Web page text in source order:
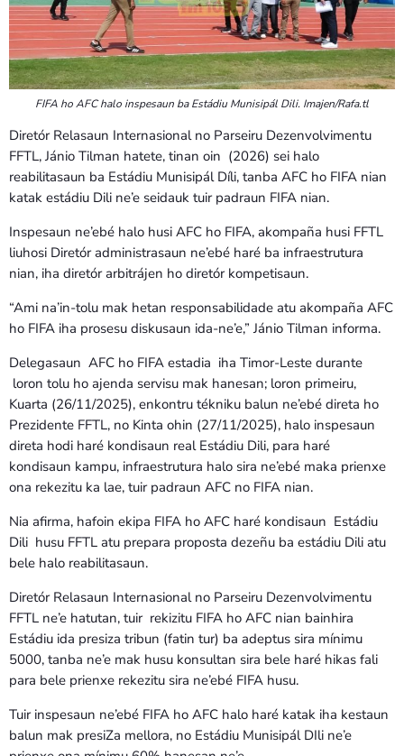
FIFA ho AFC halo inspesaun ba Estádiu Munisipál Dili. Imajen/Rafa.tl
Diretór Relasaun Internasional no Parseiru Dezenvolvimentu
FFTL, Jánio Tilman hatete, tinan oin (2026) sei halo
reabilitasaun ba Estádiu Munisipál Díli, tanba AFC ho FIFA nian
katak estádiu Dili ne’e seidauk tuir padraun FIFA nian.
Inspesaun ne’ebé halo husi AFC ho FIFA, akompaña husi FFTL
liuhosi Diretór administrasaun ne’ebé haré ba infraestrutura
nian, iha diretór arbitrájen ho diretór kompetisaun.
“Ami na’in-tolu mak hetan responsabilidade atu akompaña AFC
ho FIFA iha prosesu diskusaun ida-ne’e,” Jánio Tilman informa.
Delegasaun AFC ho FIFA estadia iha Timor-Leste durante
loron tolu ho ajenda servisu mak hanesan; loron primeiru,
Kuarta (26/11/2025), enkontru tékniku balun ne’ebé direta ho
Prezidente FFTL, no Kinta ohin (27/11/2025), halo inspesaun
direta hodi haré kondisaun real Estádiu Dili, para haré
kondisaun kampu, infraestrutura halo sira ne’ebé maka prienxe
ona rekezitu ka lae, tuir padraun AFC no FIFA nian.
Nia afirma, hafoin ekipa FIFA ho AFC haré kondisaun Estádiu
Dili husu FFTL atu prepara proposta dezeñu ba estádiu Dili atu
bele halo reabilitasaun.
Diretór Relasaun Internasional no Parseiru Dezenvolvimentu
FFTL ne’e hatutan, tuir rekizitu FIFA ho AFC nian bainhira
Estádiu ida presiza tribun (fatin tur) ba adeptus sira mínimu
5000, tanba ne’e mak husu konsultan sira bele haré hikas fali
para bele prienxe rekezitu sira ne’ebé FIFA husu.
Tuir inspesaun ne’ebé FIFA ho AFC halo haré katak iha kestaun
balun mak presiZa mellora, no Estádiu Munisipál DIli ne’e